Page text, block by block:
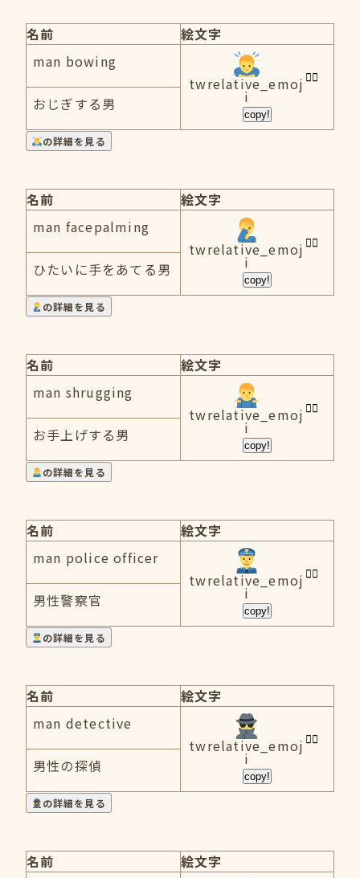
名前
絵文字
man bowing
twrelative_emoj
i
copy!
おじぎする男
の詳細を見る
名前
絵文字
man facepalming
twrelative_emoj
i
copy!
ひたいに手をあてる男
の詳細を見る
名前
絵文字
man shrugging
twrelative_emoj
i
copy!
お手上げする男
の詳細を見る
名前
絵文字
man police officer
twrelative_emoj
i
copy!
男性警察官
の詳細を見る
名前
絵文字
man detective
twrelative_emoj
i
copy!
男性の探偵
の詳細を見る
名前
絵文字